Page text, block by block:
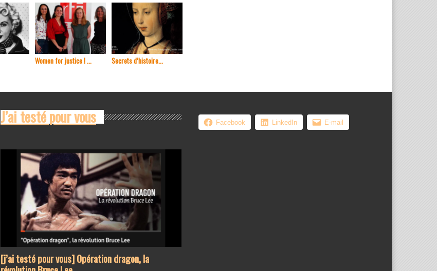
Women for justice ! ... Secrets d’histoire...
J’ai testé pour vous
[j’ai testé pour vous] Opération dragon, la
Facebook LinkedIn E-mail